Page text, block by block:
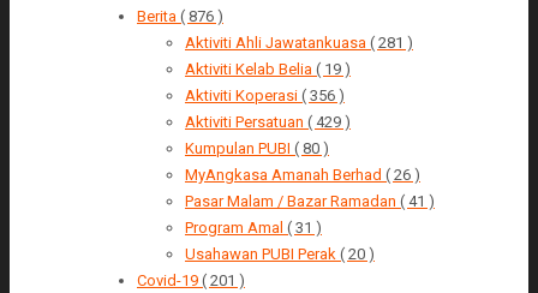
Berita ( 876 )
Aktiviti Ahli Jawatankuasa ( 281 )
Aktiviti Kelab Belia ( 19 )
Aktiviti Koperasi ( 356 )
Aktiviti Persatuan ( 429 )
Kumpulan PUBI ( 80 )
MyAngkasa Amanah Berhad ( 26 )
Pasar Malam / Bazar Ramadan ( 41 )
Program Amal ( 31 )
Usahawan PUBI Perak ( 20 )
Covid-19 ( 201 )